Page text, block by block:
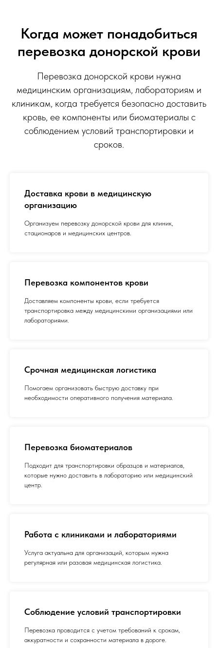
Когда может понадобиться
перевозка донорской крови
Перевозка донорской крови нужна
медицинским организациям, лабораториям и
клиникам, когда требуется безопасно доставить
кровь, ее компоненты или биоматериалы с
соблюдением условий транспортировки и
сроков.
Доставка крови в медицинскую
организацию
Организуем перевозку донорской крови для клиник,
стационаров и медицинских центров.
Перевозка компонентов крови
Доставляем компоненты крови, если требуется
транспортировка между медицинскими организациями или
лабораториями.
Срочная медицинская логистика
Помогаем организовать быструю доставку при
необходимости оперативного получения материала.
Перевозка биоматериалов
Подходит для транспортировки образцов и материалов,
которые нужно доставить в лабораторию или медицинский
центр.
Работа с клиниками и лабораториями
Услуга актуальна для организаций, которым нужна
регулярная или разовая медицинская логистика.
Соблюдение условий транспортировки
Перевозка проводится с учетом требований к срокам,
аккуратности и сохранности материала в дороге.